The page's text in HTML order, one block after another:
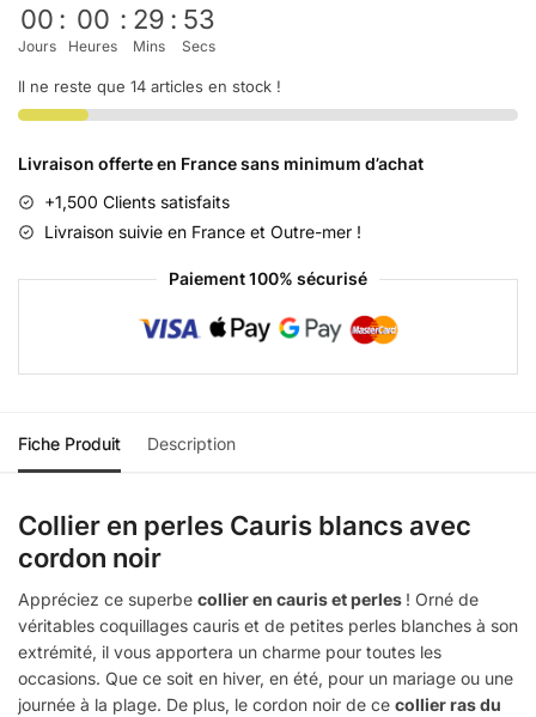
00
Jours
: 00
Heures
: 29
Mins
: 53
Secs
Il ne reste que 14 articles en stock !
Livraison offerte en France sans minimum d’achat
+1,500 Clients satisfaits
Livraison suivie en France et Outre-mer !
Paiement 100% sécurisé
Fiche Produit Description
Collier en perles Cauris blancs avec
cordon noir
Appréciez ce superbe collier en cauris et perles ! Orné de
véritables coquillages cauris et de petites perles blanches à son
extrémité, il vous apportera un charme pour toutes les
occasions. Que ce soit en hiver, en été, pour un mariage ou une
journée à la plage. De plus, le cordon noir de ce collier ras du